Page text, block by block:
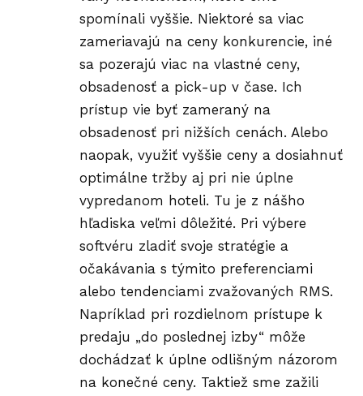
spomínali vyššie. Niektoré sa viac
zameriavajú na ceny konkurencie, iné
sa pozerajú viac na vlastné ceny,
obsadenosť a pick-up v čase. Ich
prístup vie byť zameraný na
obsadenosť pri nižších cenách. Alebo
naopak, využiť vyššie ceny a dosiahnuť
optimálne tržby aj pri nie úplne
vypredanom hoteli. Tu je z nášho
hľadiska veľmi dôležité. Pri výbere
softvéru zladiť svoje stratégie a
očakávania s týmito preferenciami
alebo tendenciami zvažovaných RMS.
Napríklad pri rozdielnom prístupe k
predaju „do poslednej izby“ môže
dochádzať k úplne odlišným názorom
na konečné ceny. Taktiež sme zažili